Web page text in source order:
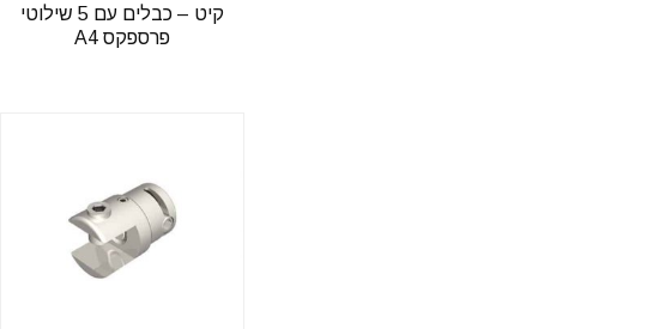
קיט – כבלים עם 5 שילוטי
פרספקס A4